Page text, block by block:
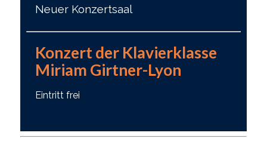
Neuer Konzertsaal
Konzert der Klavierklasse
Miriam Girtner-Lyon
Eintritt frei